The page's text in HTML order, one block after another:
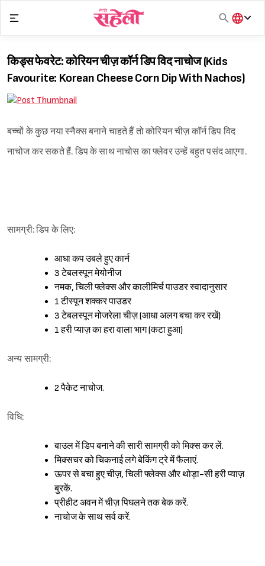
content
हिंदी
किड्स फेवरेट: कोरियन चीज़ कॉर्न डिप विद नाचोज (Kids
Favourite: Korean Cheese Corn Dip With Nachos)
बच्चों के कुछ नया स्नैक्स बनाने चाहते हैं तो कोरियन चीज़ कॉर्न डिप विद
नाचोज कर सकते हैं. डिप के साथ नाचोस का फ्लेवर उन्हें बहुत पसंद आएगा.
सामग्री: डिप के लिए:
आधा कप उबले हुए कार्न
3 टेबलस्पून मेयोनीज
नमक, चिली फ्लेक्स और कालीमिर्च पाउडर स्वादानुसार
1 टीस्पून शक्कर पाउडर
3 टेबलस्पून मोजरेला चीज़ (आधा अलग बचा कर रखें)
1 हरी प्याज़ का हरा वाला भाग (कटा हुआ)
अन्य सामग्री:
2 पैकेट नाचोज.
विधि:
बाउल में डिप बनाने की सारी सामग्री को मिक्स कर लें.
मिक्सचर को चिकनाई लगे बेकिंग ट्रे में फैलाएं.
ऊपर से बचा हुए चीज़, चिली फ्लेक्स और थोड़ा-सी हरी प्याज़
बुरकें.
प्रीहीट अवन में चीज़ पिघलने तक बेक करें.
नाचोज के साथ सर्व करें.